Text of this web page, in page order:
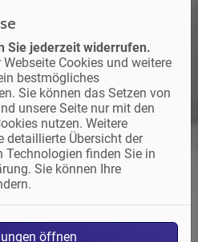
Sie jederzeit widerrufen.
Cookies und weitere
bestmögliches
Sie können das Setzen von
unsere Seite nur mit den
nutzen. Weitere
detaillierte Übersicht der
Technologien finden Sie in
Sie können Ihre
öffnen